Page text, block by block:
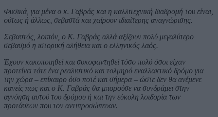
Φυσικά, για μένα ο κ. Γαβράς και η καλλιτεχνική διαδρομή του είναι,
ούτως ή άλλως, σεβαστά και χαίρουν ιδιαίτερης αναγνώρισης.
Σεβαστός, λοιπόν, ο Κ. Γαβράς αλλά αξίζουν πολύ μεγαλύτερο
σεβασμό η ιστορική αλήθεια και ο ελληνικός λαός.
Έχουν κακοποιηθεί και συκοφαντηθεί τόσο πολύ όσοι είχαν
προτείνει τότε ένα ρεαλιστικό και τολμηρό εναλλακτικό δρόμο για
την χώρα – επίκαιρο όσο ποτέ και σήμερα – ώστε δεν θα ανέμενε
κανείς πως και ο Κ. Γαβράς θα μπορούσε να συνδράμει στην
αγνόηση αυτού του δρόμου ή και την εύκολη λοιδορία των
προτάσεων που τον αντιπροσώπευαν.